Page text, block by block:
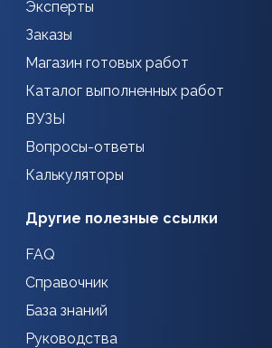
Эксперты
Заказы
Магазин готовых работ
Каталог выполненных работ
ВУЗЫ
Вопросы-ответы
Калькуляторы
Другие полезные ссылки
FAQ
Справочник
База знаний
Руководства